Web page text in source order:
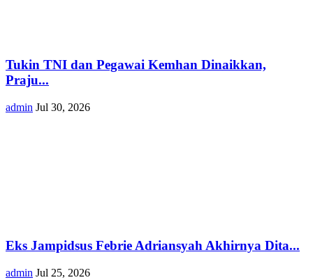
Tukin TNI dan Pegawai Kemhan Dinaikkan,
Praju...
admin Jul 30, 2026
Eks Jampidsus Febrie Adriansyah Akhirnya Dita...
admin Jul 25, 2026